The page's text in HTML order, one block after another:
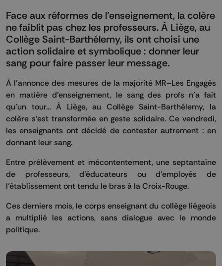
Face aux réformes de l’enseignement, la colère
ne faiblit pas chez les professeurs. À Liège, au
Collège Saint-Barthélemy, ils ont choisi une
action solidaire et symbolique : donner leur
sang pour faire passer leur message.
À l’annonce des mesures de la majorité MR–Les Engagés
en matière d’enseignement, le sang des profs n’a fait
qu’un tour… À Liège, au Collège Saint-Barthélemy, la
colère s’est transformée en geste solidaire. Ce vendredi,
les enseignants ont décidé de contester autrement : en
donnant leur sang.
Entre prélèvement et mécontentement, une septantaine
de professeurs, d’éducateurs ou d’employés de
l’établissement ont tendu le bras à la Croix-Rouge.
Ces derniers mois, le corps enseignant du collège liégeois
a multiplié les actions, sans dialogue avec le monde
politique.